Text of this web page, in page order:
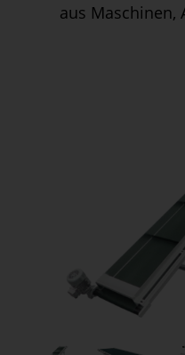
aus Maschinen,